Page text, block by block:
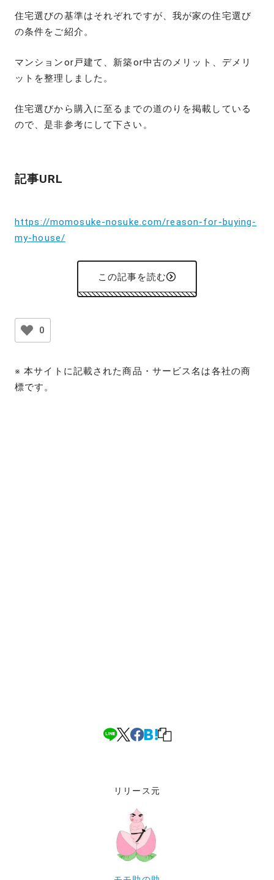
住宅選びの基準はそれぞれですが、我が家の住宅選び
の条件をご紹介。
マンションor戸建て、新築or中古のメリット、デメリ
ットを整理しました。
住宅選びから購入に至るまでの道のりを掲載している
ので、是非参考にして下さい。
記事URL
https://momosuke-nosuke.com/reason-for-buying-
my-house/
この記事を読む
0
※ 本サイトに記載された商品・サービス名は各社の商
標です。
リリース元